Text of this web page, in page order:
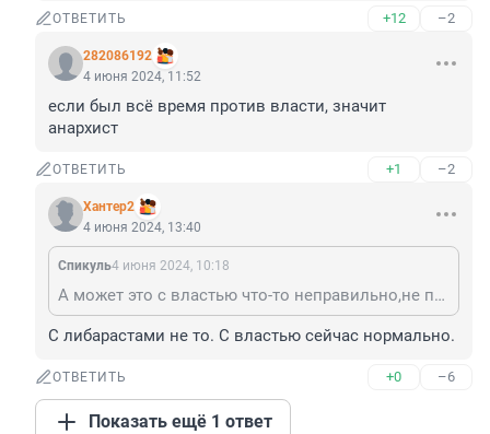
ОТВЕТИТЬ +12 –2
282086192
4 июня 2024, 11:52
если был всё время против власти, значит
анархист
ОТВЕТИТЬ +1 –2
Хантер2
4 июня 2024, 13:40
Спикуль4 июня 2024, 10:18
А может это с властью что-то неправильно,не приходило в голову? Ды куды там... Макаревич не всегда,кстати,был против власти:когда власть себя нормально,вменяемо вела,он её даже поддерживал.
С либарастами не то. С властью сейчас нормально.
ОТВЕТИТЬ +0 –6
Показать ещё 1 ответ